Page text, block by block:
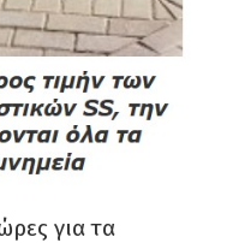
για τα